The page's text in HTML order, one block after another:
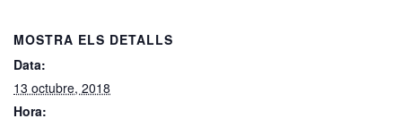
MOSTRA ELS DETALLS
Data:
13 octubre, 2018
Hora: